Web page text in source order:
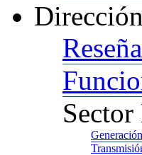
Dirección
Reseña
Sector
Generación